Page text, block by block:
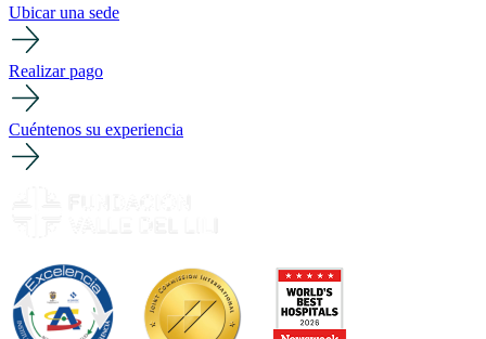
Ubicar una sede
Realizar pago
Cuéntenos su experiencia